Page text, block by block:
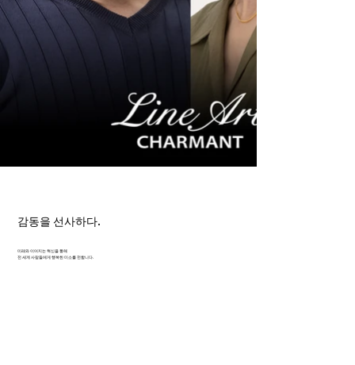
감동을 선사하다.
미래와 이어지는 혁신을 통해
전 세계 사람들에게 행복한 미소를 전합니다.